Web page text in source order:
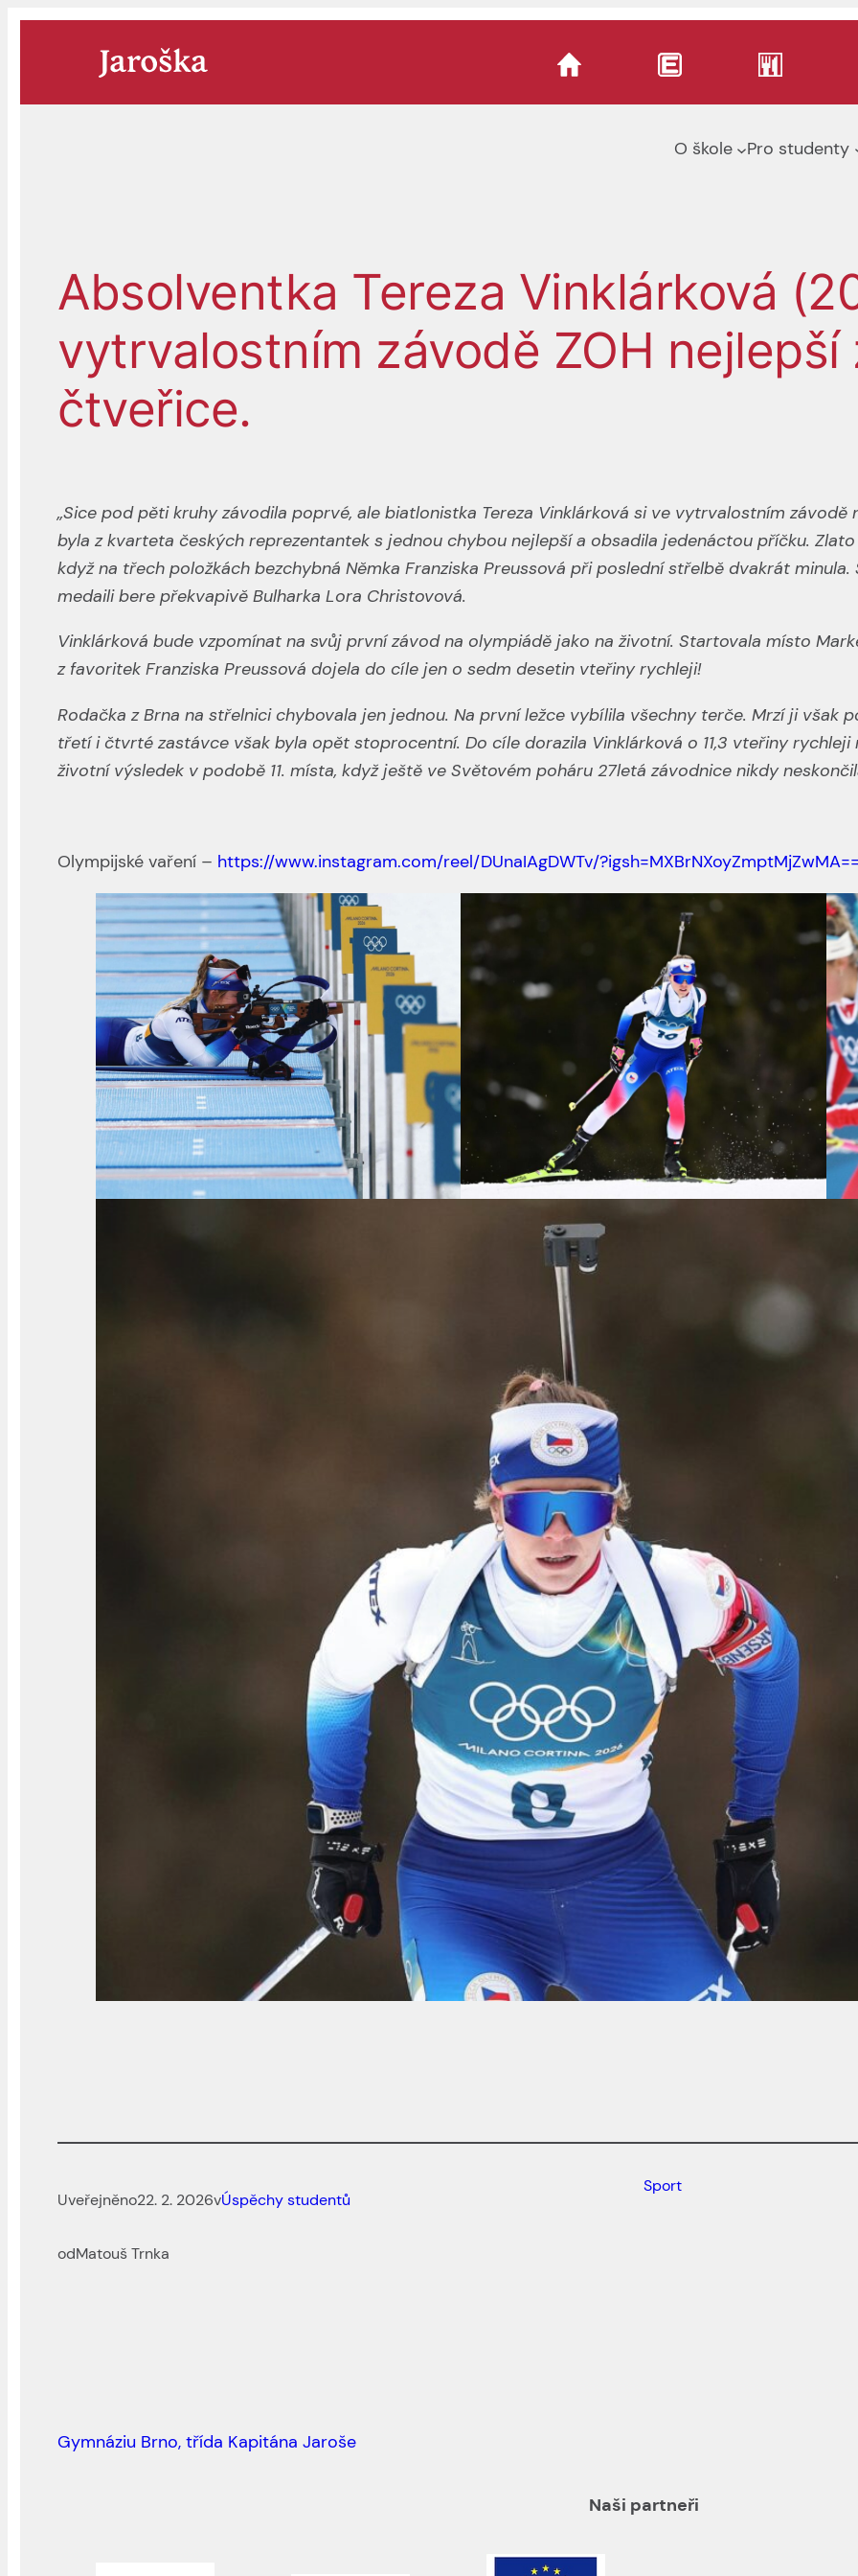
O škole Pro studenty
Absolventka Tereza Vinklárková
vytrvalostním závodě ZOH nejlepší
čtveřice.
„Sice pod pěti kruhy závodila poprvé, ale biatlonistka Tereza Vinklárková si ve vytrvalostním
byla z kvarteta českých reprezentantek s jednou chybou nejlepší a obsadila jedenáctou příčku.
když na třech položkách bezchybná Němka Franziska Preussová při poslední střelbě dvakrát
medaili bere překvapivě Bulharka Lora Christovová.
Vinklárková bude vzpomínat na svůj první závod na olympiádě jako na životní. Startovala místo
z favoritek Franziska Preussová dojela do cíle jen o sedm desetin vteřiny rychleji!
Rodačka z Brna na střelnici chybovala jen jednou. Na první ležce vybílila všechny terče. Mrzí ji však
třetí i čtvrté zastávce však byla opět stoprocentní. Do cíle dorazila Vinklárková o 11,3 vteřiny
životní výsledek v podobě 11. místa, když ještě ve Světovém poháru 27letá závodnice nikdy
Olympijské vaření – https://www.instagram.com/reel/DUnaIAgDWTv/
Uveřejněno22. 2. 2026vÚspěchy studentů
odMatouš Trnka
Sport
Gymnáziu Brno, třída Kapitána Jaroše
Naši partneři